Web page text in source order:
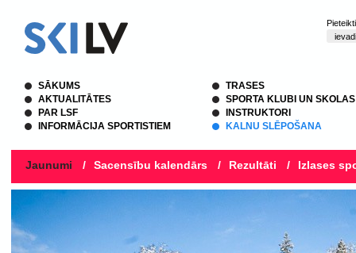
SĀKUMS
AKTUALITĀTES
PAR LSF
INFORMĀCIJA SPORTISTIEM
TRASES
SPORTA KLUBI UN SKOLAS
INSTRUKTORI
KALNU SLĒPOŠANA
Jaunumi / Sacensību kalendārs / Rezultāti / Izlases